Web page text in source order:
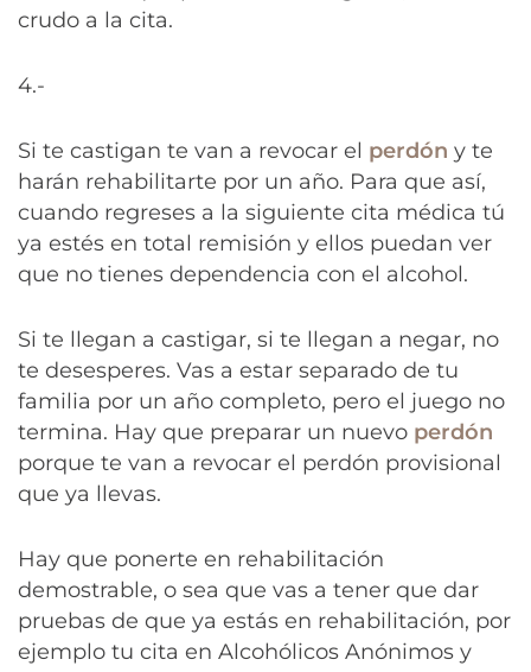
crudo a la cita.
4.-
Si te castigan te van a revocar el perdón y te
harán rehabilitarte por un año. Para que así,
cuando regreses a la siguiente cita médica tú
ya estés en total remisión y ellos puedan ver
que no tienes dependencia con el alcohol.
Si te llegan a castigar, si te llegan a negar, no
te desesperes. Vas a estar separado de tu
familia por un año completo, pero el juego no
termina. Hay que preparar un nuevo perdón
porque te van a revocar el perdón provisional
que ya llevas.
Hay que ponerte en rehabilitación
demostrable, o sea que vas a tener que dar
pruebas de que ya estás en rehabilitación, por
ejemplo tu cita en Alcohólicos Anónimos y